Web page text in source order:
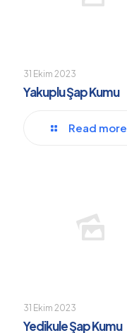
31 Ekim 2023
Yakuplu Şap Kumu
Read more
31 Ekim 2023
Yedikule Şap Kumu